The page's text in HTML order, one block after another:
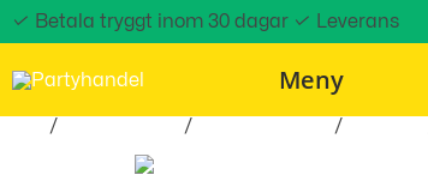
✓ Betala tryggt inom 30 dagar ✓ Leverans
Meny
/ / /